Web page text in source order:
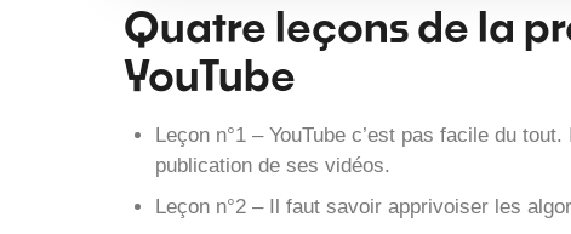
Quatre leçons de la
YouTube
Leçon n°1 – YouTube c’est pas facile du
publication de ses vidéos.
Leçon n°2 – Il faut savoir apprivoiser les